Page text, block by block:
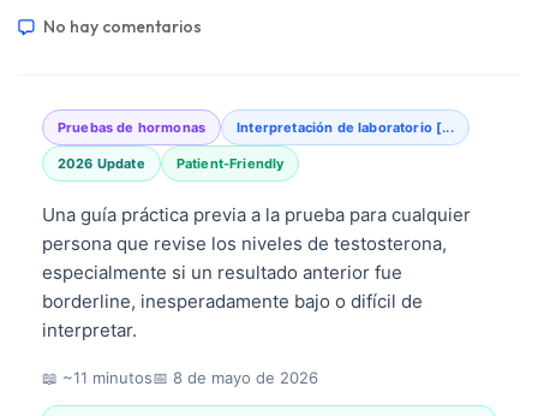
No hay comentarios
Pruebas de hormonas Interpretación de laboratorio [...
2026 Update Patient-Friendly
Una guía práctica previa a la prueba para cualquier
persona que revise los niveles de testosterona,
especialmente si un resultado anterior fue
borderline, inesperadamente bajo o difícil de
interpretar.
📖 ~11 minutos📅 8 de mayo de 2026